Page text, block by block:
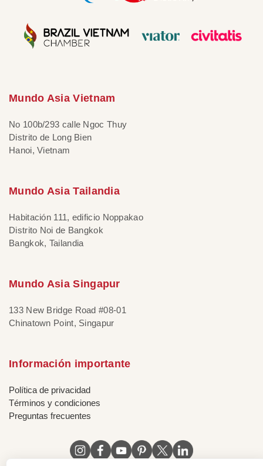
Mundo Asia Vietnam
No 100b/293 calle Ngoc Thuy
Distrito de Long Bien
Hanoi, Vietnam
Mundo Asia Tailandia
Habitación 111, edificio Noppakao
Distrito Noi de Bangkok
Bangkok, Tailandia
Mundo Asia Singapur
133 New Bridge Road #08-01
Chinatown Point, Singapur
Información importante
Política de privacidad
Términos y condiciones
Preguntas frecuentes